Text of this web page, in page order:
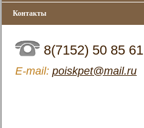
Контакты
8(7152) 50 85 61
Е-mail: poiskpet@mail.ru